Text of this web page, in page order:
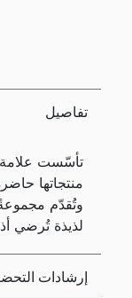
تفاصيل
منتجاتها
وتُقدّم
لذيذة تُرضي
إرشادات